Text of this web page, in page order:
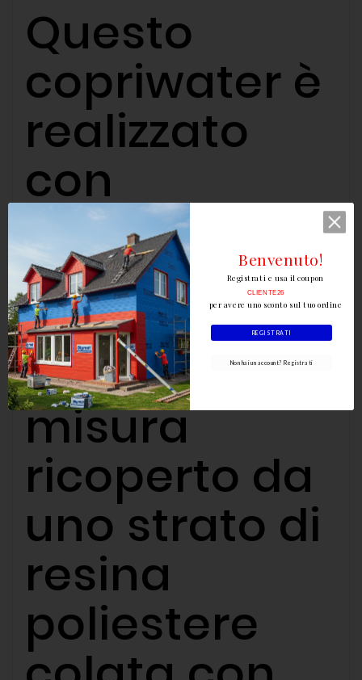
Questo
copriwater è
realizzato
con
un’anima
interna in
legno
lavorato a
misura
ricoperto da
uno strato di
resina
poliestere
REGISTRATI
Non hai un account? Registrati
Registrati e usa il coupon
per avere uno sconto sul tuo ordine
CLIENTE26
Benvenuto!